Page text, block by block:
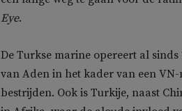
Eye.
De Turkse marine opereert al
van Aden in het kader van een
bestrijden. Ook is Turkije, naast